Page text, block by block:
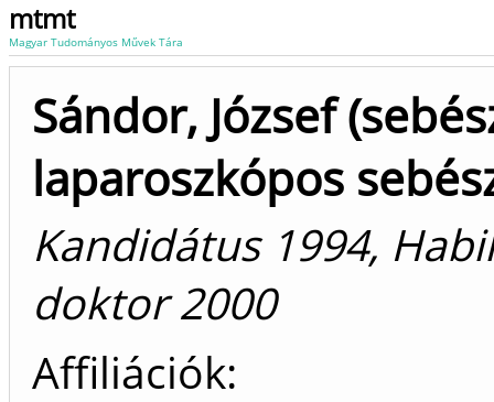
mtmt
Magyar Tudományos Művek Tára
Sándor, József
laparoszkópos
Kandidátus 1994,
doktor 2000
Affiliációk